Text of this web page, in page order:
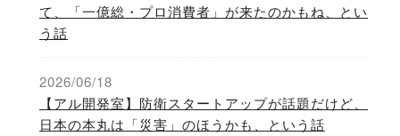
て、「一億総・プロ消費者」が来たのかもね、とい
う話
2026/06/18
【アル開発室】防衛スタートアップが話題だけど、
日本の本丸は「災害」のほうかも、という話